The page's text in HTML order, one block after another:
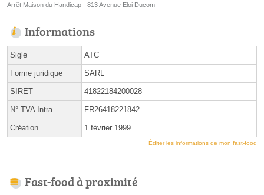
Arrêt Maison du Handicap - 813 Avenue Eloi Ducom
Informations
Sigle ATC
Forme juridique SARL
SIRET 41822184200028
N° TVA Intra. FR26418221842
Création 1 février 1999
Éditer les informations de mon fast-food
Fast-food à proximité